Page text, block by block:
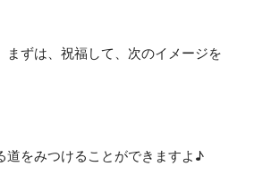
まずは、祝福して、次のイメージを
道をみつけることができますよ♪